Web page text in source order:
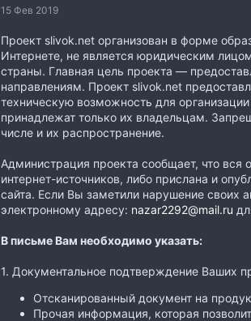
15 Фев 2019
Проект slivok.net организован в форме
Интернете, не является юридическим
страны. Главная цель проекта —
направлениям. Проект slivok.net
техническую возможность для
принадлежат только их владельцам.
числе и их распространение.
Администрация проекта сообщает, что вся
интернет-источников, либо прислана и
сайта. Если Вы заметили нарушение своих
электронному адресу: nazar2292@mail.ru
В письме Вам необходимо указать:
1. Документальное подтверждение Ваших
Отсканированный документ на
Прочая информация, которая